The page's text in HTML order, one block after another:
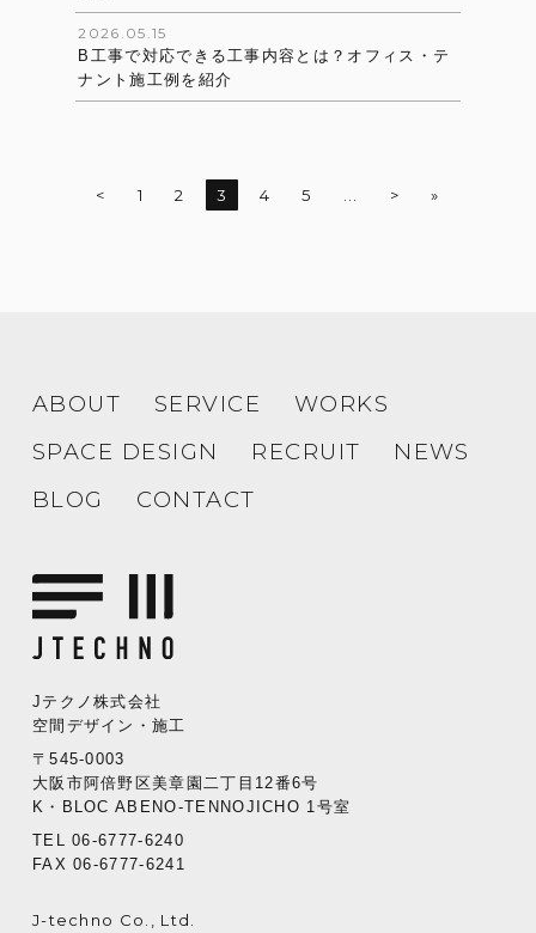
2026.05.15
B工事で対応できる工事内容とは？オフィス・テ
ナント施工例を紹介
< 1 2 3 4 5 > »
Jテクノ株式会社
空間デザイン・施工
〒545-0003
大阪市阿倍野区美章園二丁目12番6号
K・BLOC ABENO-TENNOJICHO 1号室
TEL 06-6777-6240
FAX 06-6777-6241
J-techno Co., Ltd.
ABOUT SERVICE
WORKS
SPACE DESIGN
RECRUIT
NEWS
BLOG
CONTACT